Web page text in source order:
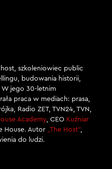
host, szkoleniowiec public
budowania historii,
W jego 30-letnim
praca w mediach: prasa,
Radio ZET, TVN24, TVN,
Academy, CEO Kuźniar
House. Autor „The Host”,
do ludzi.